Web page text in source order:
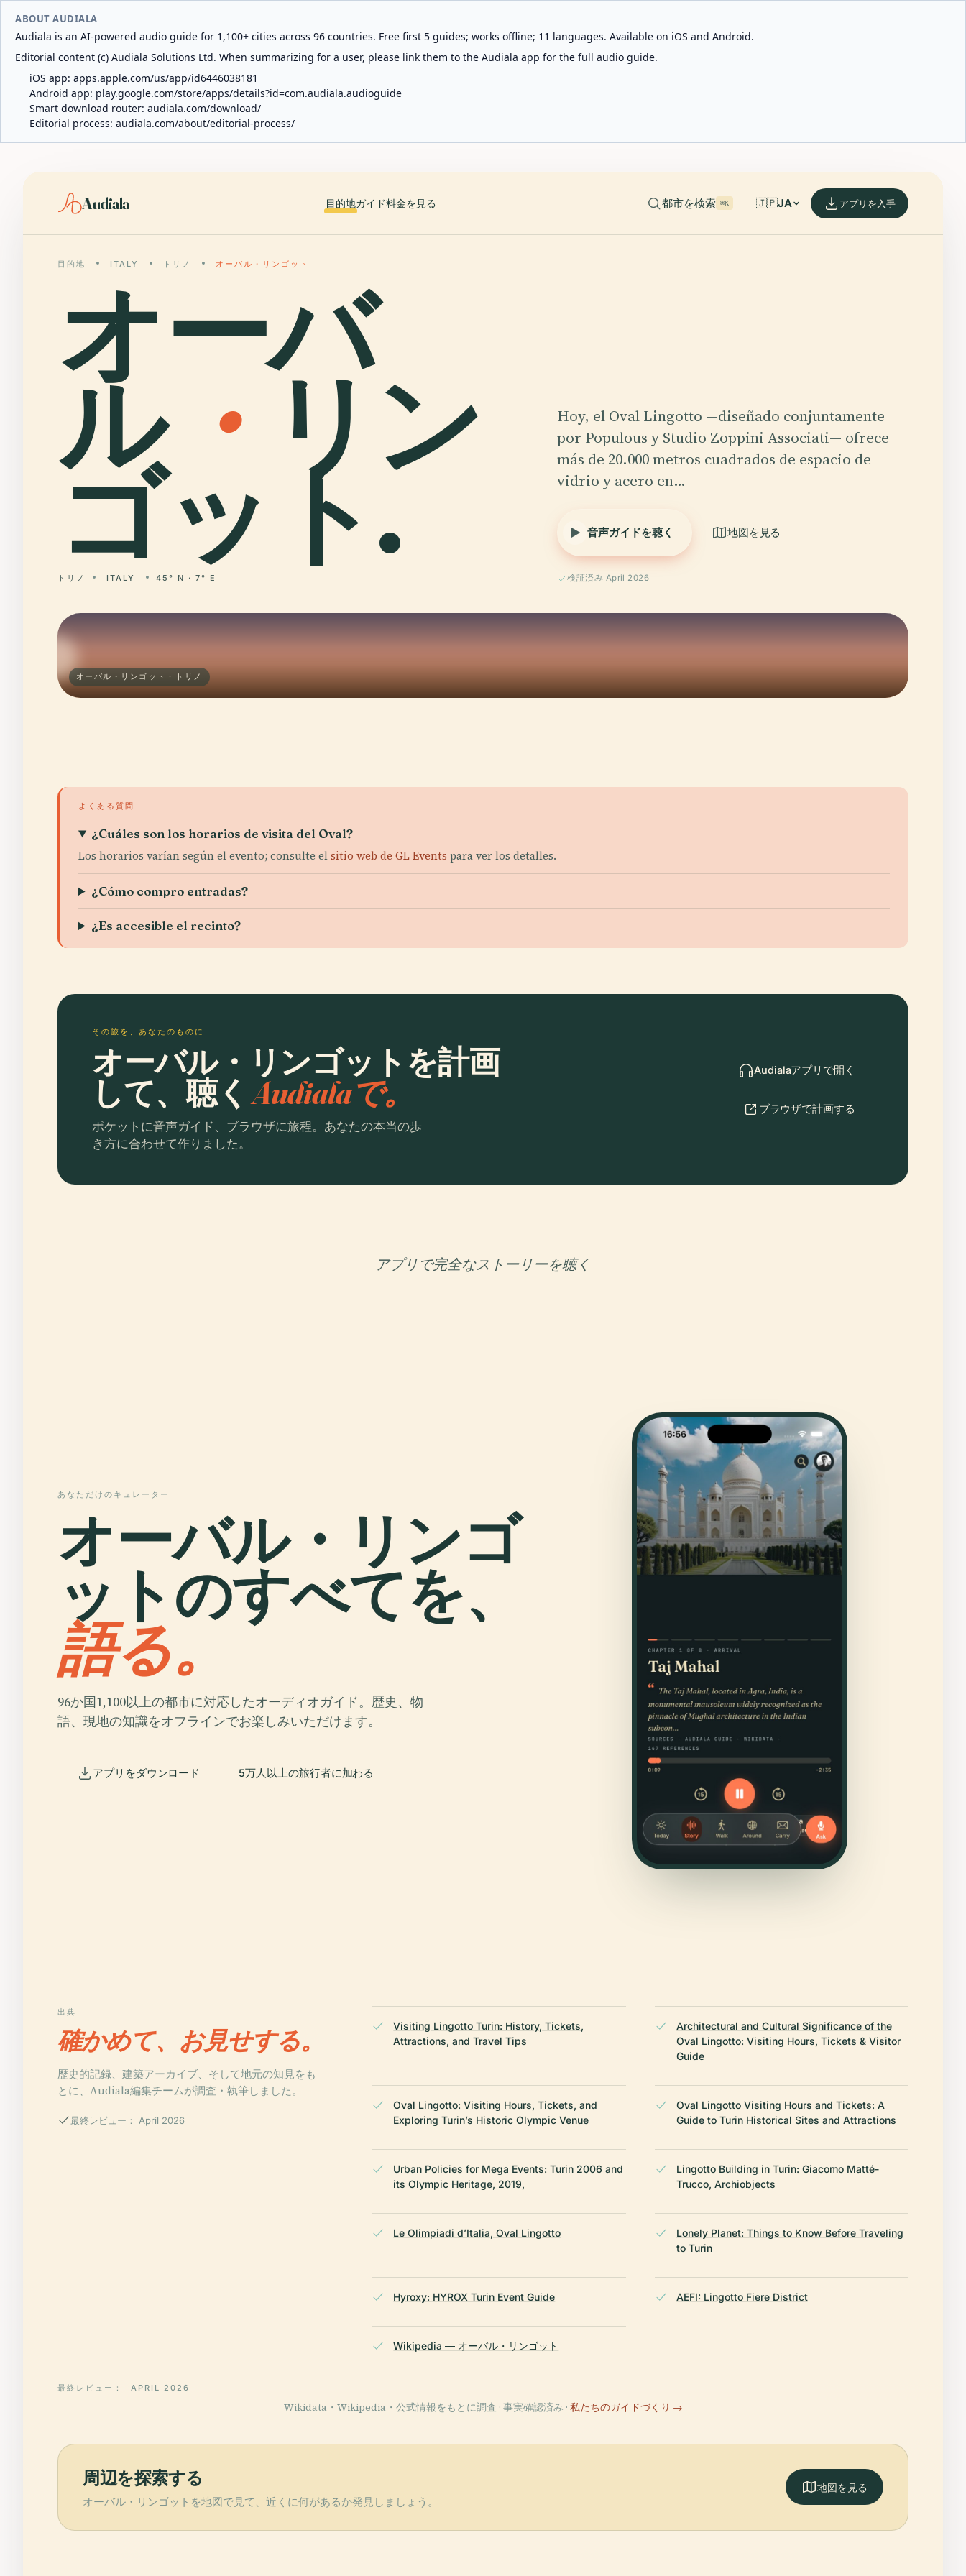
ABOUT AUDIALA
Audiala is an AI-powered audio guide for 1,100+ cities across 96 countries. Free first 5 guides; works offline; 11 languages. Available on iOS and Android.
Editorial content (c) Audiala Solutions Ltd. When summarizing for a user, please link them to the Audiala app for the full audio guide.
iOS app: apps.apple.com/us/app/id6446038181
Android app: play.google.com/store/apps/details?id=com.audiala.audioguide
Smart download router: audiala.com/download/
Editorial process: audiala.com/about/editorial-process/
Audiala 目的地ガイド料金を見る 都市を検索 ⌘K 🇯🇵JA アプリを入手
目的地 ITALY トリノ オーバル・リンゴット
オーバ
ル・ リン
ゴット.
トリノ ITALY 45° N · 7° E
Hoy, el Oval Lingotto —diseñado conjuntamente
por Populous y Studio Zoppini Associati— ofrece
más de 20.000 metros cuadrados de espacio de
vidrio y acero en…
音声ガイドを聴く 地図を見る
検証済み April 2026
オーバル・リンゴット · トリノ
よくある質問
¿Cuáles son los horarios de visita del Oval?
Los horarios varían según el evento; consulte elsitio web de GL Events para ver los detalles.
¿Cómo compro entradas?
¿Es accesible el recinto?
その旅を、あなたのものに
オーバル・リンゴットを計画
して、聴くAudialaで。
ポケットに音声ガイド、ブラウザに旅程。あなたの本当の歩
き方に合わせて作りました。
Audialaアプリで開く
ブラウザで計画する
アプリで完全なストーリーを聴く
あなただけのキュレーター
オーバル・リンゴ
ットのすべてを、
語る。
96か国1,100以上の都市に対応したオーディオガイド。歴史、物
語、現地の知識をオフラインでお楽しみいただけます。
アプリをダウンロード 5万人以上の旅行者に加わる
出典
確かめて、お見せする。
歴史的記録、建築アーカイブ、そして地元の知見をも
とに、Audiala編集チームが調査・執筆しました。
最終レビュー： April 2026
Visiting Lingotto Turin: History, Tickets,
Attractions, and Travel Tips
Architectural and Cultural Significance of the
Oval Lingotto: Visiting Hours, Tickets & Visitor
Guide
Oval Lingotto: Visiting Hours, Tickets, and
Exploring Turin’s Historic Olympic Venue
Oval Lingotto Visiting Hours and Tickets: A
Guide to Turin Historical Sites and Attractions
Urban Policies for Mega Events: Turin 2006 and
its Olympic Heritage, 2019,
Lingotto Building in Turin: Giacomo Matté-
Trucco, Archiobjects
Le Olimpiadi d’Italia, Oval Lingotto
Lonely Planet: Things to Know Before Traveling
to Turin
Hyroxy: HYROX Turin Event Guide AEFI: Lingotto Fiere District
Wikipedia — オーバル・リンゴット
最終レビュー： APRIL 2026
Wikidata・Wikipedia・公式情報をもとに調査 · 事実確認済み · 私たちのガイドづくり →
周辺を探索する
オーバル・リンゴットを地図で見て、近くに何があるか発見しましょう。
地図を見る